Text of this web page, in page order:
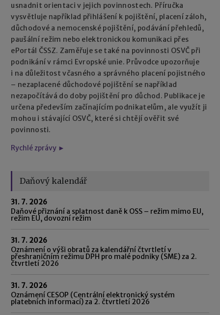
usnadnit orientaci v jejich povinnostech. Příručka
vysvětluje například přihlášení k pojištění, placení záloh,
důchodové a nemocenské pojištění, podávání přehledů,
paušální režim nebo elektronickou komunikaci přes
ePortál ČSSZ. Zaměřuje se také na povinnosti OSVČ při
podnikání v rámci Evropské unie. Průvodce upozorňuje
i na důležitost včasného a správného placení pojistného
– nezaplacené důchodové pojištění se například
nezapočítává do doby pojištění pro důchod. Publikace je
určena především začínajícím podnikatelům, ale využít ji
mohou i stávající OSVČ, které si chtějí ověřit své
povinnosti.
Rychlé zprávy ►
Daňový kalendář
31. 7. 2026
Daňové přiznání a splatnost daně k OSS – režim mimo EU,
režim EU, dovozní režim
31. 7. 2026
Oznámení o výši obratů za kalendářní čtvrtletí v
přeshraničním režimu DPH pro malé podniky (SME) za 2.
čtvrtletí 2026
31. 7. 2026
Oznámení CESOP (Centrální elektronický systém
platebních informací) za 2. čtvrtletí 2026